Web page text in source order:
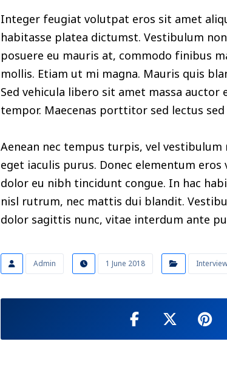
Integer feugiat volutpat eros sit amet
habitasse platea dictumst. Vestibulum
posuere eu mauris at, commodo finibus
mollis. Etiam ut mi magna. Mauris quis
Sed vehicula libero sit amet massa
tempor. Maecenas porttitor sed lectus
Aenean nec tempus turpis, vel
eget iaculis purus. Donec elementum
dolor eu nibh tincidunt congue. In hac
nisl rutrum, nec mattis dui blandit.
dolor sagittis nunc, vitae interdum ante
Admin 1 June 2018 Interview